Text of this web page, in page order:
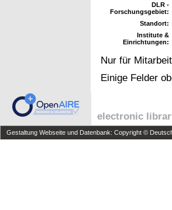
DLR -
Forschungsgebiet:
Standort:
Institute &
Einrichtungen:
Nur für
Einige Felder
electronic
Gestaltung Webseite und Datenbank: Copyright ©